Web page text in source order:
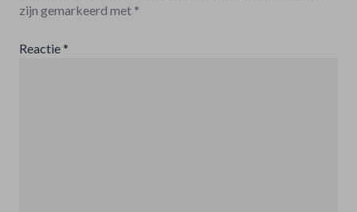
zijn gemarkeerd met *
Reactie*